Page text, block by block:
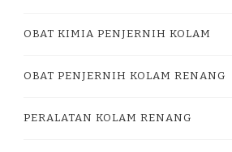
OBAT KIMIA PENJERNIH KOLAM
OBAT PENJERNIH KOLAM RENANG
PERALATAN KOLAM RENANG